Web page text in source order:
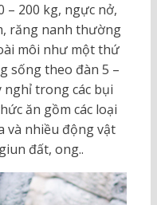
– 200 kg, ngực nở,
răng nanh thường
môi như một thứ
sống theo đàn 5 –
nghỉ trong các bụi
ăn gồm các loại
và nhiều động vật
đất, ong..